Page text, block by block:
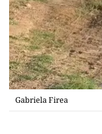
Gabriela Firea